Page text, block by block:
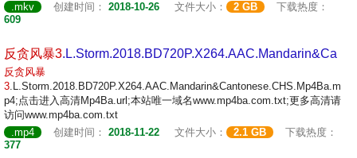
.mkv
创建时间： 2018-10-26 文件大小： 2 GB
下载热度：
609
反贪风暴3.L.Storm.2018.BD720P.X264.AAC.Mandarin&Ca
反贪风暴
3.L.Storm.2018.BD720P.X264.AAC.Mandarin&Cantonese.CHS.Mp4Ba.m
p4;点击进入高清Mp4Ba.url;本站唯一域名www.mp4ba.com.txt;更多高清请
访问www.mp4ba.com.txt
.mp4
创建时间： 2018-11-22 文件大小： 2.1 GB
下载热度：
377